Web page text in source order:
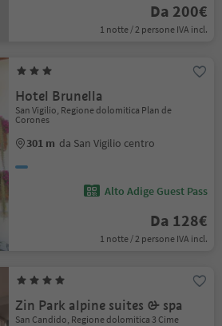
Da 200€
1 notte / 2 persone IVA incl.
Hotel Brunella
San Vigilio, Regione dolomitica Plan de
Corones
301 m da San Vigilio centro
Alto Adige Guest Pass
Da 128€
1 notte / 2 persone IVA incl.
Zin Park alpine suites & spa
San Candido, Regione dolomitica 3 Cime